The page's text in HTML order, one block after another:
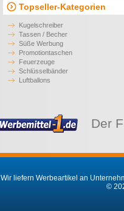
Topseller-Kategorien
Kugelschreiber
Tassen / Becher
Süße Werbung
Promotiontaschen
Feuerzeuge
Schlüsselbänder
Luftballons
Der
Wir liefern Werbeartikel an
©